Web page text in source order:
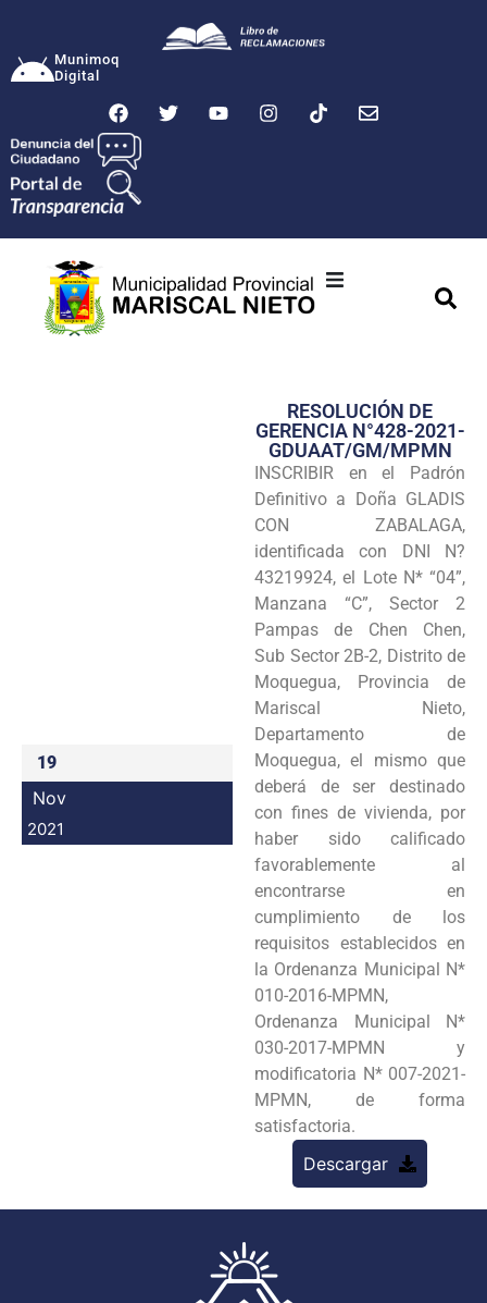
Munimoq
Digital
Transparencia
Seguridad
Programas
Intranet
19
Nov
2021
RESOLUCIÓN DE
GERENCIA N°428-2021-
GDUAAT/GM/MPMN
INSCRIBIR en el Padrón
Definitivo a Doña GLADIS
CON ZABALAGA,
identificada con DNI N?
43219924, el Lote N* “04”,
Manzana “C”, Sector 2
Pampas de Chen Chen,
Sub Sector 2B-2, Distrito de
Moquegua, Provincia de
Mariscal Nieto,
Departamento de
Moquegua, el mismo que
deberá de ser destinado
con fines de vivienda, por
haber sido calificado
favorablemente al
encontrarse en
cumplimiento de los
requisitos establecidos en
la Ordenanza Municipal N*
010-2016-MPMN,
Ordenanza Municipal N*
030-2017-MPMN y
modificatoria N* 007-2021-
MPMN, de forma
satisfactoria.
Descargar